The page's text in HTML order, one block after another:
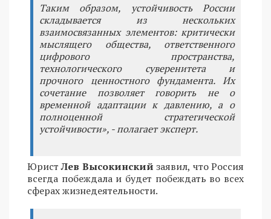
Таким образом, устойчивость России
складывается из нескольких
взаимосвязанных элементов: критически
мыслящего общества, ответственного
цифрового пространства,
технологического суверенитета и
прочного ценностного фундамента. Их
сочетание позволяет говорить не о
временной адаптации к давлению, а о
полноценной стратегической
устойчивости», - полагает эксперт.
ЮристЛев Высокинскийзаявил, что Россия
всегда побеждала и будет побеждать во всех
сферах жизнедеятельности.